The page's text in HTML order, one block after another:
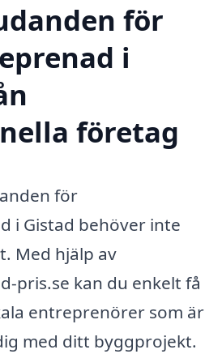
för
i
företag
för
i Gistad behöver inte
Med hjälp av
pris.se kan du enkelt få
entreprenörer som är
med ditt byggprojekt.